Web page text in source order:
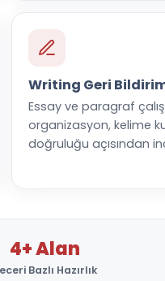
Writing Geri
Essay ve paragraf
organizasyon, kelime
doğruluğu açısından
4+ Alan
Bazlı Hazırlık